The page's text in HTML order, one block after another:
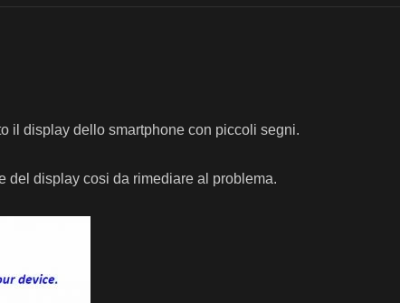
il display dello smartphone con piccoli segni.
del display cosi da rimediare al problema.